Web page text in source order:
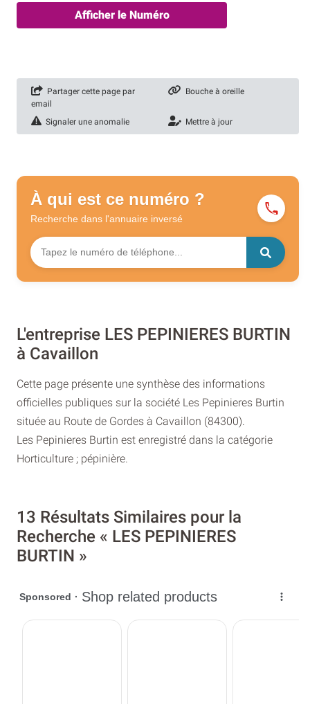
Afficher le Numéro
Partager cette page par
email
Bouche à oreille
Signaler une anomalie Mettre à jour
À qui est ce numéro ?
Recherche dans l'annuaire inversé
L'entreprise LES PEPINIERES BURTIN
à Cavaillon
Cette page présente une synthèse des informations
officielles publiques sur la société Les Pepinieres Burtin
située au Route de Gordes à Cavaillon (84300).
Les Pepinieres Burtin est enregistré dans la catégorie
Horticulture ; pépinière.
13 Résultats Similaires pour la
Recherche « LES PEPINIERES
BURTIN »